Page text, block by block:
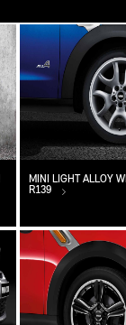
MINI LIGHT ALLOY
R139